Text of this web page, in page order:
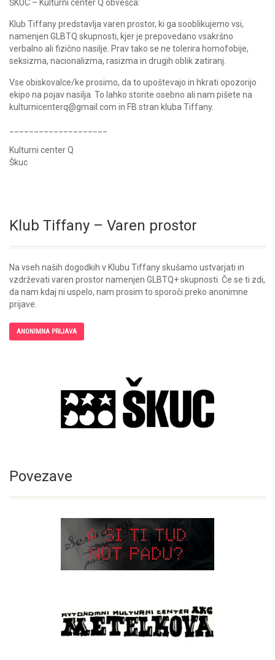
ŠKUC – Kulturni center Q obvešča:
Klub Tiffany predstavlja varen prostor, ki ga sooblikujemo vsi,
namenjen GLBTQ skupnosti, kjer je prepovedano vsakršno
verbalno ali fizično nasilje. Prav tako se ne tolerira homofobije,
seksizma, nacionalizma, rasizma in drugih oblik zatiranj.
Vse obiskovalce/ke prosimo, da to upoštevajo in hkrati opozorijo
ekipo na pojav nasilja. To lahko storite osebno ali nam pišete na
kulturnicenterq@gmail.com in FB stran kluba Tiffany.
Kulturni center Q
Škuc
Klub Tiffany – Varen prostor
Na vseh naših dogodkih v Klubu Tiffany skušamo ustvarjati in
vzdrževati varen prostor namenjen GLBTQ+ skupnosti. Če se ti zdi,
da nam kdaj ni uspelo, nam prosim to sporoči preko anonimne
prijave.
ANONIMNA PRIJAVA
Povezave